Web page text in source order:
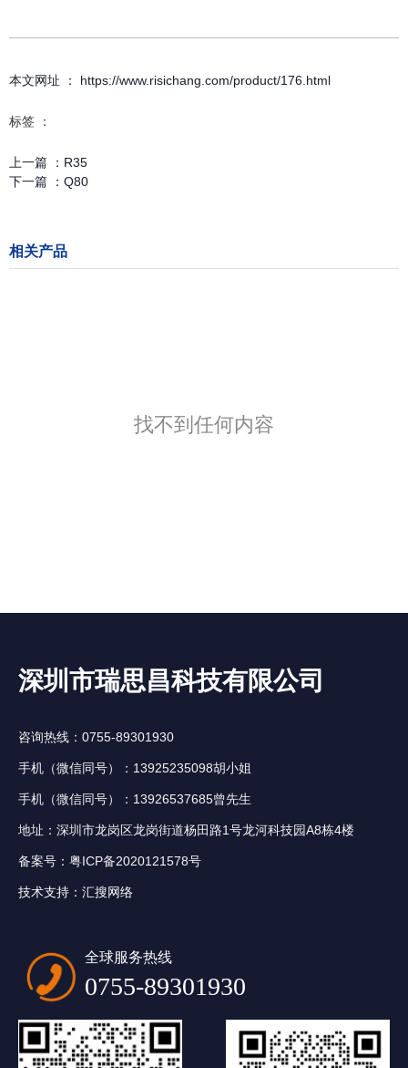
本文网址 ： https://www.risichang.com/product/176.html
标签 ：
上一篇 ： R35
下一篇 ： Q80
相关产品
找不到任何内容
深圳市瑞思昌科技有限公司
咨询热线：0755-89301930
手机（微信同号）：13925235098胡小姐
手机（微信同号）：13926537685曾先生
地址：深圳市龙岗区龙岗街道杨田路1号龙河科技园A8栋4楼
备案号： 粤ICP备2020121578号
技术支持： 汇搜网络
全球服务热线
0755-89301930